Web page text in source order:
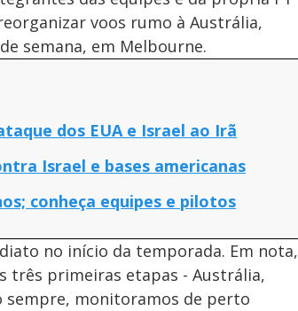
voos rumo à Austrália,
semana, em Melbourne.
dos EUA e Israel ao Irã
Israel e bases americanas
conheça equipes e pilotos
no início da temporada. Em nota,
três primeiras etapas - Austrália,
sempre, monitoramos de perto